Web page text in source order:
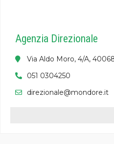
Agenzia Direzionale
Via Aldo Moro, 4/A,
051 0304250
direzionale@mondore.it